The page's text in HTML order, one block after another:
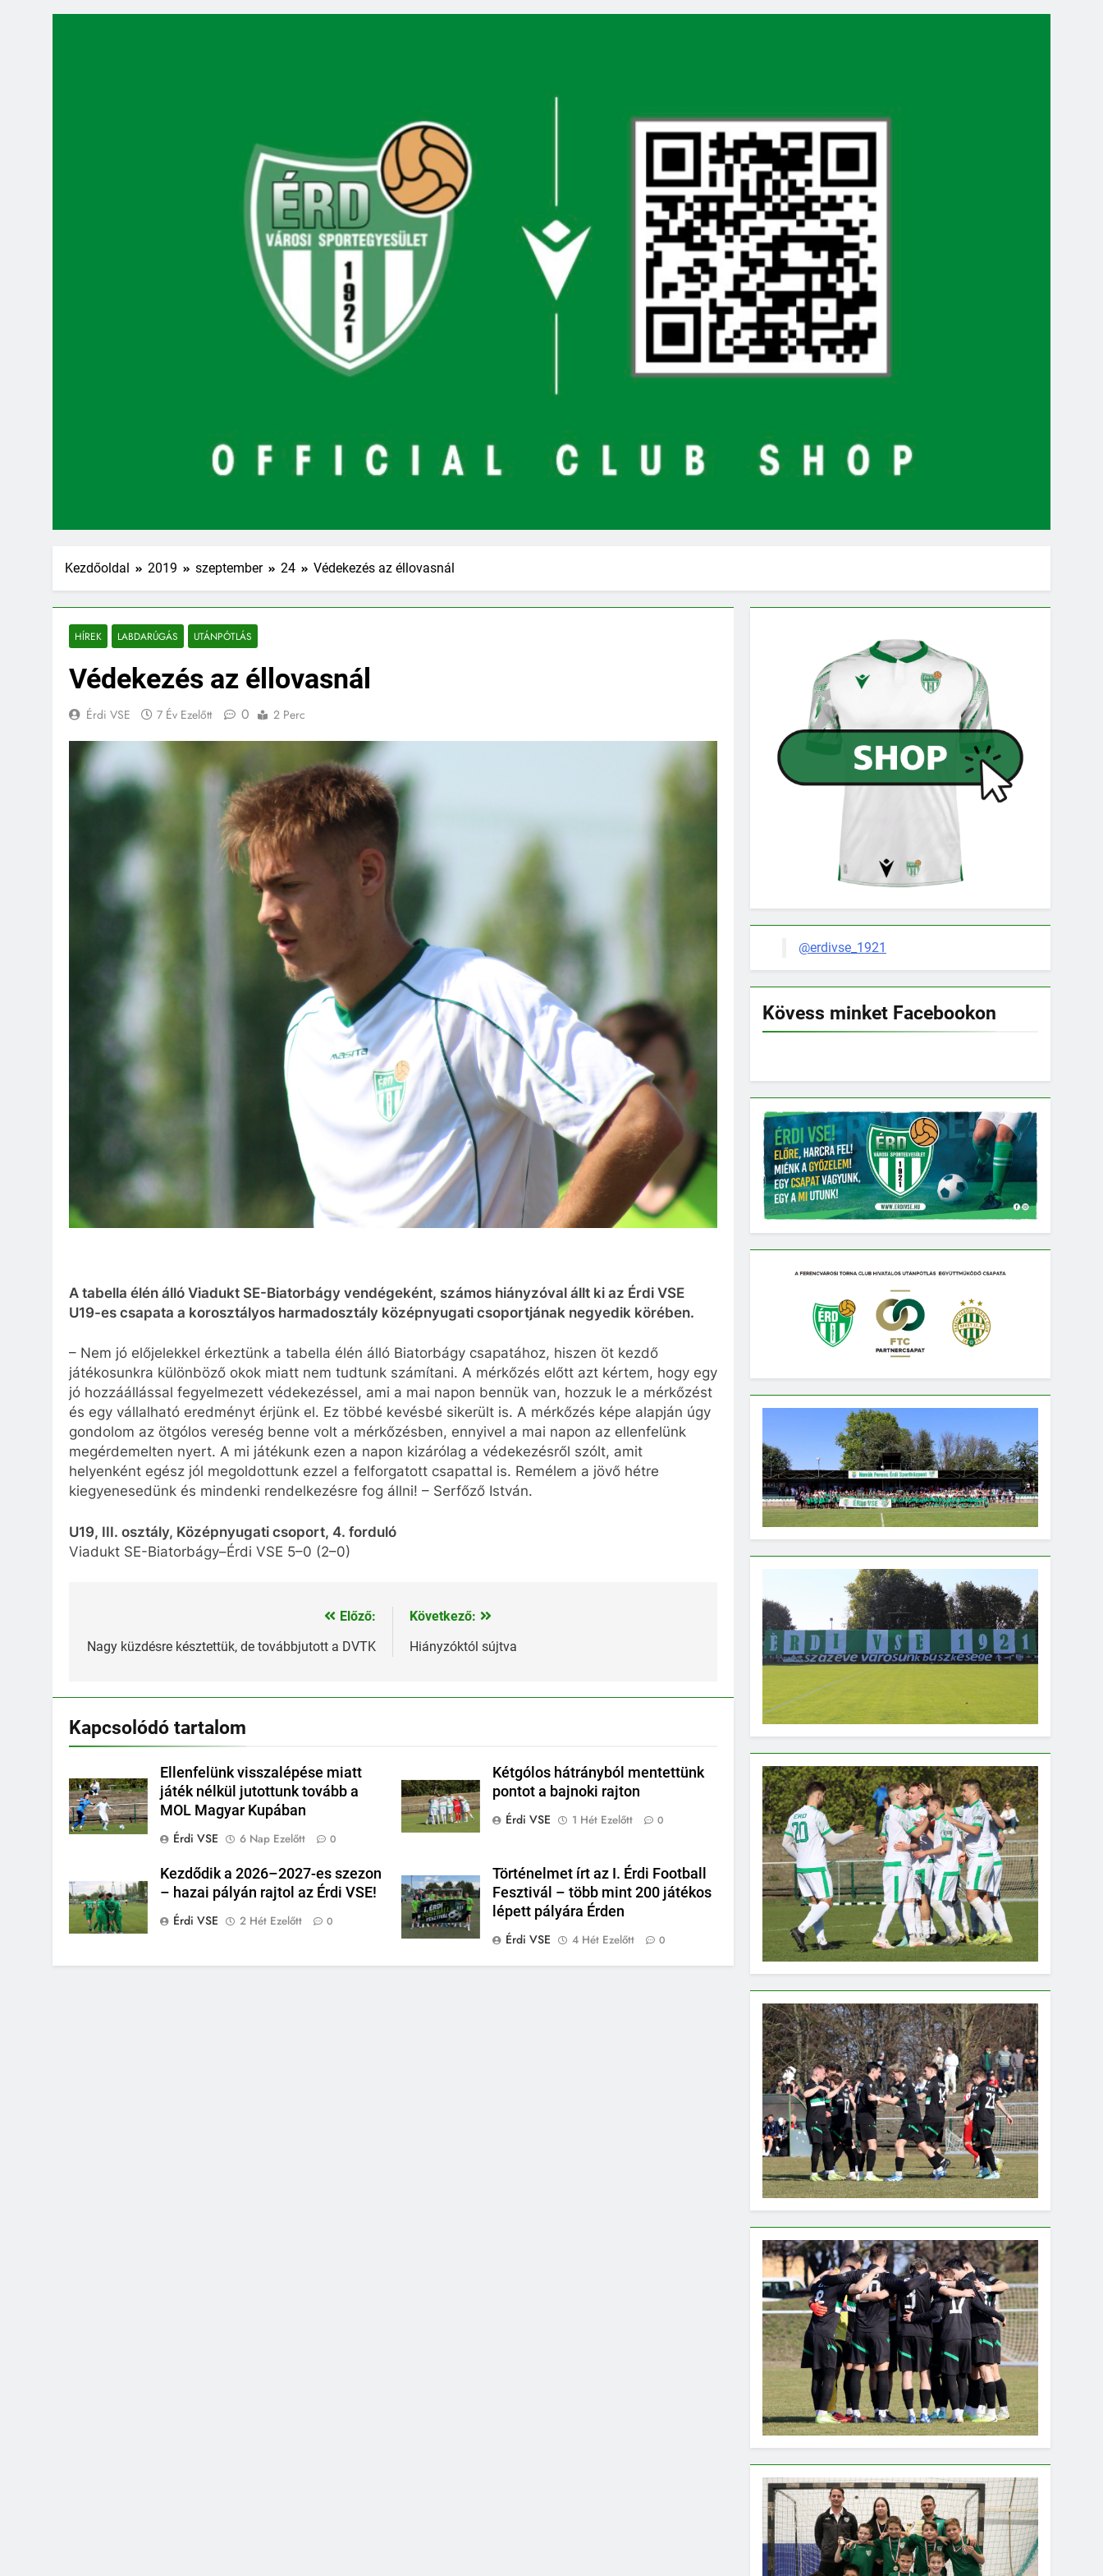
Kezdőoldal 2019 szeptember 24 Védekezés az éllovasnál
HÍREK LABDARÚGÁS UTÁNPÓTLÁS
Védekezés az éllovasnál
Érdi VSE 7 Év Ezelőtt 0 2 Perc
A tabella élén álló Viadukt SE-Biatorbágy vendégeként, számos hiányzóval állt ki az Érdi VSE
U19-es csapata a korosztályos harmadosztály középnyugati csoportjának negyedik körében.
– Nem jó előjelekkel érkeztünk a tabella élén álló Biatorbágy csapatához, hiszen öt kezdő
játékosunkra különböző okok miatt nem tudtunk számítani. A mérkőzés előtt azt kértem, hogy egy
jó hozzáállással fegyelmezett védekezéssel, ami a mai napon bennük van, hozzuk le a mérkőzést
és egy vállalható eredményt érjünk el. Ez többé kevésbé sikerült is. A mérkőzés képe alapján úgy
gondolom az ötgólos vereség benne volt a mérkőzésben, ennyivel a mai napon az ellenfelünk
megérdemelten nyert. A mi játékunk ezen a napon kizárólag a védekezésről szólt, amit
helyenként egész jól megoldottunk ezzel a felforgatott csapattal is. Remélem a jövő hétre
kiegyenesedünk és mindenki rendelkezésre fog állni! – Serfőző István.
U19, III. osztály, Középnyugati csoport, 4. forduló
Viadukt SE-Biatorbágy–Érdi VSE 5–0 (2–0)
navigáció
Előző:
Nagy küzdésre késztettük, de továbbjutott a DVTK
Következő:
Hiányzóktól sújtva
Kapcsolódó tartalom
Ellenfelünk visszalépése miatt
játék nélkül jutottunk tovább a
MOL Magyar Kupában
Érdi VSE
6 Nap Ezelőtt 0
Kétgólos hátrányból mentettünk
pontot a bajnoki rajton
Érdi VSE
1 Hét Ezelőtt 0
Kezdődik a 2026–2027-es szezon
– hazai pályán rajtol az Érdi VSE!
Érdi VSE
2 Hét Ezelőtt 0
Történelmet írt az I. Érdi Football
Fesztivál – több mint 200 játékos
lépett pályára Érden
Érdi VSE
4 Hét Ezelőtt 0
@erdivse_1921
Kövess minket Facebookon